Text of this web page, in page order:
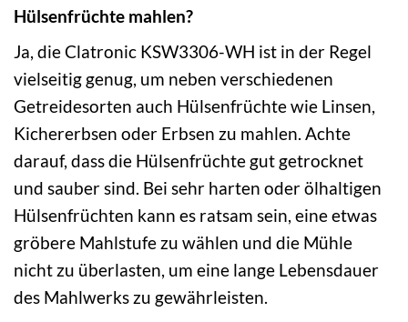
Hülsenfrüchte mahlen?
Ja, die Clatronic KSW3306-WH ist in der Regel
vielseitig genug, um neben verschiedenen
Getreidesorten auch Hülsenfrüchte wie Linsen,
Kichererbsen oder Erbsen zu mahlen. Achte
darauf, dass die Hülsenfrüchte gut getrocknet
und sauber sind. Bei sehr harten oder ölhaltigen
Hülsenfrüchten kann es ratsam sein, eine etwas
gröbere Mahlstufe zu wählen und die Mühle
nicht zu überlasten, um eine lange Lebensdauer
des Mahlwerks zu gewährleisten.